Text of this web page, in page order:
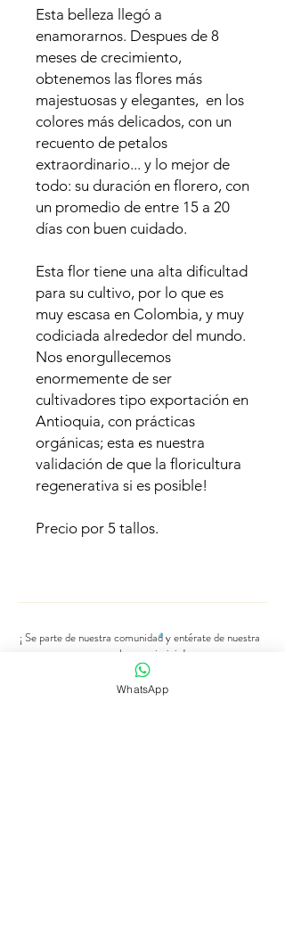
Esta belleza llegó a
enamorarnos. Despues de 8
meses de crecimiento,
obtenemos las flores más
majestuosas y elegantes, en los
colores más delicados, con un
recuento de petalos
extraordinario... y lo mejor de
todo: su duración en florero, con
un promedio de entre 15 a 20
días con buen cuidado.
Esta flor tiene una alta dificultad
para su cultivo, por lo que es
muy escasa en Colombia, y muy
codiciada alrededor del mundo.
Nos enorgullecemos
enormemente de ser
cultivadores tipo exportación en
Antioquia, con prácticas
orgánicas; esta es nuestra
validación de que la floricultura
regenerativa si es posible!
Precio por 5 tallos.
¡ Se parte de nuestra comunidad y entérate de nuestra
cosecha en primicia!
Número de WhatsappWhatsApp